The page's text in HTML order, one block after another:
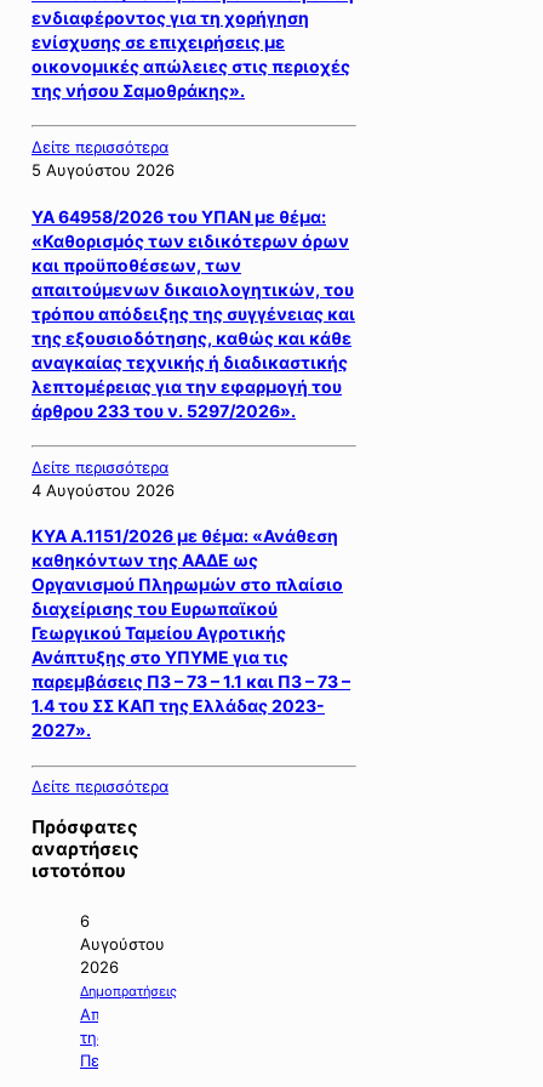
ενδιαφέροντος για τη χορήγηση
ενίσχυσης σε επιχειρήσεις με
οικονομικές απώλειες στις περιοχές
της νήσου Σαμοθράκης».
Δείτε περισσότερα
5 Αυγούστου 2026
ΥΑ 64958/2026 του ΥΠΑΝ με θέμα:
«Καθορισμός των ειδικότερων όρων
και προϋποθέσεων, των
απαιτούμενων δικαιολογητικών, του
τρόπου απόδειξης της συγγένειας και
της εξουσιοδότησης, καθώς και κάθε
αναγκαίας τεχνικής ή διαδικαστικής
λεπτομέρειας για την εφαρμογή του
άρθρου 233 του ν. 5297/2026».
Δείτε περισσότερα
4 Αυγούστου 2026
ΚΥΑ Α.1151/2026 με θέμα: «Ανάθεση
καθηκόντων της ΑΑΔΕ ως
Οργανισμού Πληρωμών στο πλαίσιο
διαχείρισης του Ευρωπαϊκού
Γεωργικού Ταμείου Αγροτικής
Ανάπτυξης στο ΥΠΥΜΕ για τις
παρεμβάσεις Π3 – 73 – 1.1 και Π3 – 73 –
1.4 του ΣΣ ΚΑΠ της Ελλάδας 2023-
2027».
Δείτε περισσότερα
Πρόσφατες
αναρτήσεις
ιστοτόπου
6
Αυγούστου
2026
Δημοπρατήσεις
Απόφαση
της
Περιφέρειας